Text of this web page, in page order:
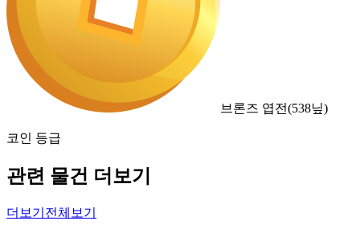
브론즈 엽전(538닢)
코인 등급
관련 물건 더보기
더보기 전체보기